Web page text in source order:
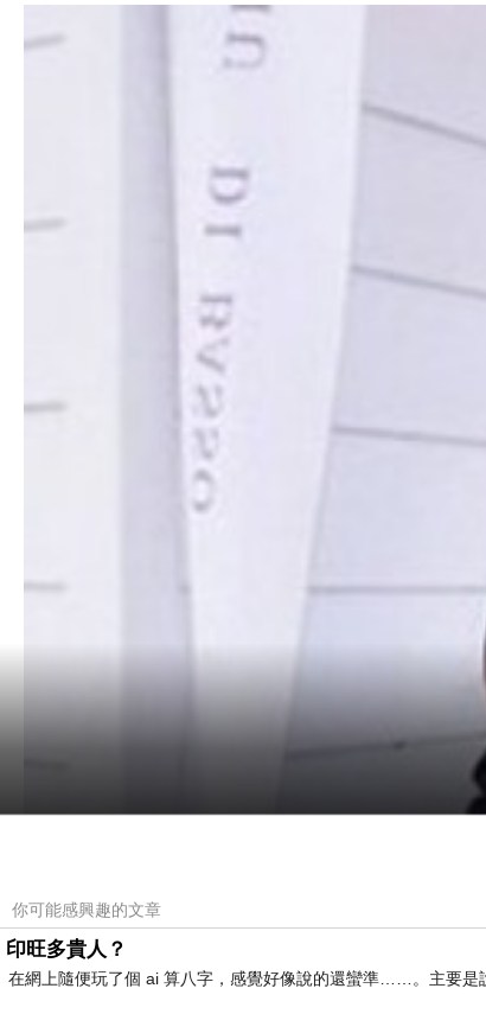
你可能感興趣的文章
印旺多貴人？
在網上隨便玩了個 ai 算八字，感覺好像說的還蠻準……。主要